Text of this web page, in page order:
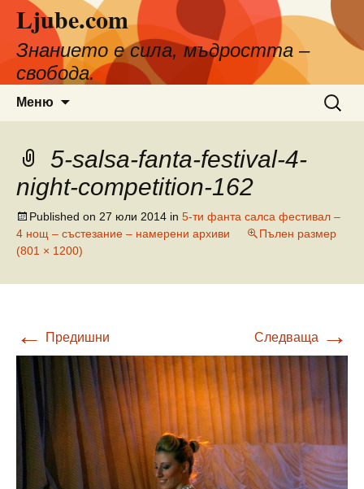
съдържанието
Ljube.com
Знанието е сила, мъдростта –
свобода.
Меню
за:
5-salsa-fanta-festival-4-
night-competition-162
Published on 27 юли 2014 in 5-ти фанта салса фестивал –
4 нощ – състезание – намерени архиви
Пълен размер
(801 × 1200)
← Предишни Следваща →